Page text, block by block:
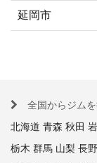
延岡市
全国からジム
北海道 青森 秋田
栃木 群馬 山梨 長野